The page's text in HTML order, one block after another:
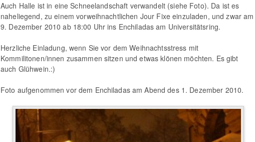
Auch Halle ist in eine Schneelandschaft verwandelt (siehe Foto). Da ist es
naheliegend, zu einem vorweihnachtlichen Jour Fixe einzuladen, und zwar am
9. Dezember 2010 ab 18:00 Uhr ins Enchiladas am Universitätsring.
Herzliche Einladung, wenn Sie vor dem Weihnachtsstress mit
Kommilitonen/innen zusammen sitzen und etwas klönen möchten. Es gibt
auch Glühwein.:)
Foto aufgenommen vor dem Enchiladas am Abend des 1. Dezember 2010.